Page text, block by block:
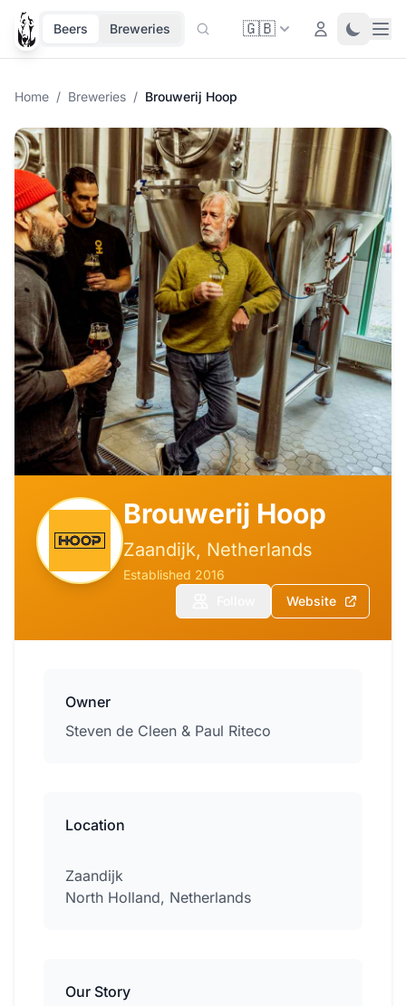
Beers Breweries 🇬🇧 Login Toggle
Home / Breweries / Brouwerij Hoop
Brouwerij Hoop
Zaandijk, Netherlands
Established 2016
Website
Owner
Steven de Cleen & Paul Riteco
Location
Zaandijk
North Holland, Netherlands
Our Story